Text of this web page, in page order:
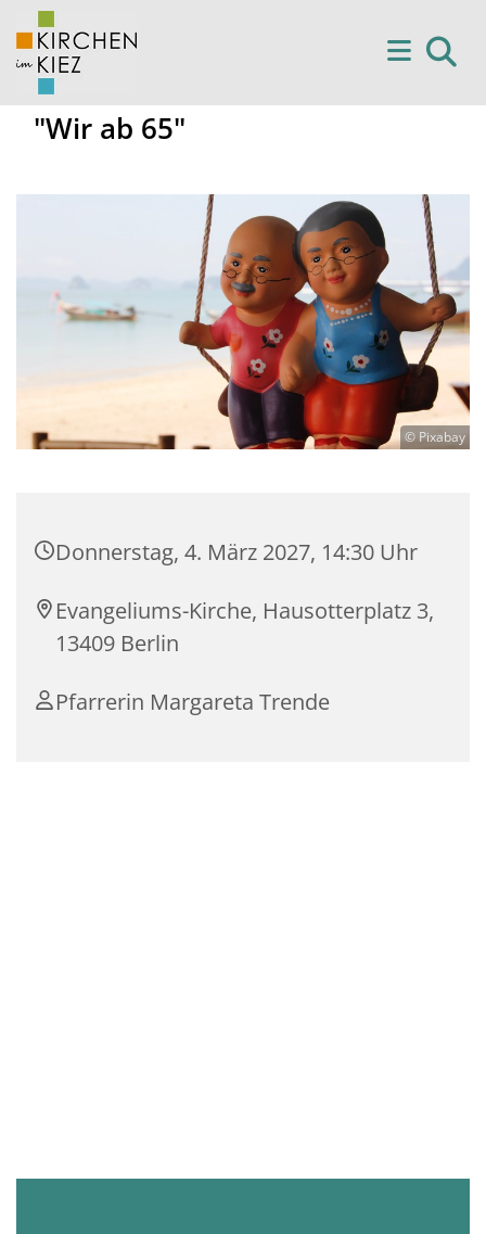
"Wir ab 65"
© Pixabay
Donnerstag, 4. März 2027, 14:30 Uhr
Evangeliums-Kirche, Hausotterplatz 3,
13409 Berlin
Pfarrerin Margareta Trende